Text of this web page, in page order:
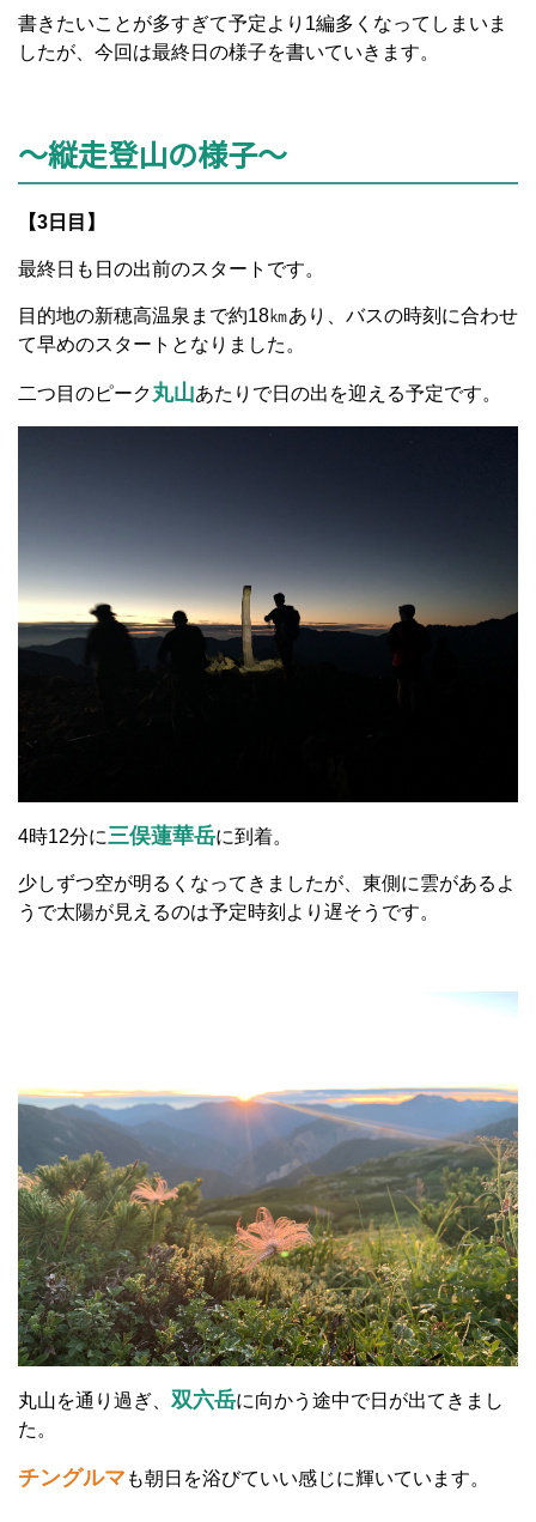
書きたいことが多すぎて予定より1編多くなってしまいま
したが、今回は最終日の様子を書いていきます。
～縦走登山の様子～
【3日目】
最終日も日の出前のスタートです。
目的地の新穂高温泉まで約18㎞あり、バスの時刻に合わせ
て早めのスタートとなりました。
二つ目のピーク丸山あたりで日の出を迎える予定です。
4時12分に三俣蓮華岳に到着。
少しずつ空が明るくなってきましたが、東側に雲があるよ
うで太陽が見えるのは予定時刻より遅そうです。
丸山を通り過ぎ、 双六岳に向かう途中で日が出てきまし
た。
チングルマ も朝日を浴びていい感じに輝いています。